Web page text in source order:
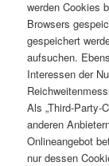
werden Cookies
Browsers
gespeichert
aufsuchen.
Interessen der
Als „Third-Party-
anderen
Onlineangebot
nur dessen